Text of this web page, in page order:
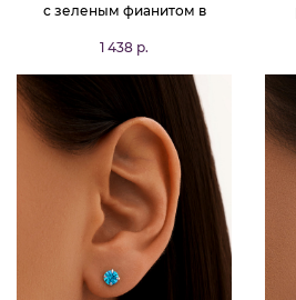
с зеленым фианитом в
MIESTILO
1 438 р.